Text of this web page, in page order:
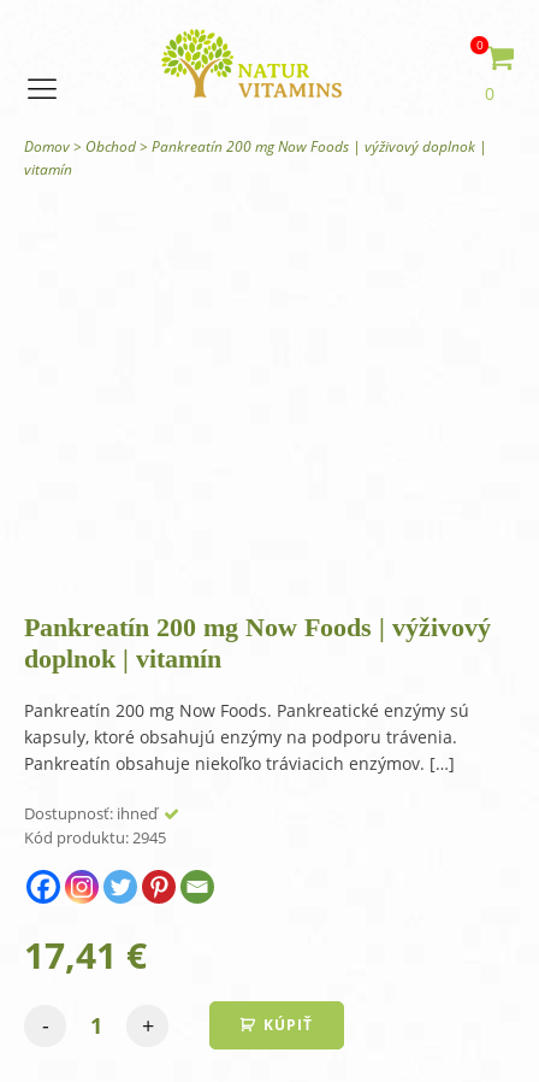
0
0
Domov> Obchod> Pankreatín 200 mg Now Foods | výživový doplnok |
vitamín
Pankreatín 200 mg Now Foods | výživový
doplnok | vitamín
Pankreatín 200 mg Now Foods. Pankreatické enzýmy sú
kapsuly, ktoré obsahujú enzýmy na podporu trávenia.
Pankreatín obsahuje niekoľko tráviacich enzýmov. […]
Dostupnosť: ihneď
Kód produktu:2945
17,41 €
- + KÚPIŤ